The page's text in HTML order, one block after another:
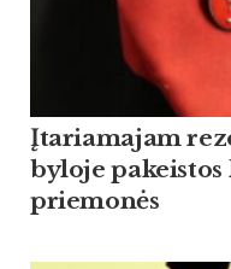
Įtariamajam
byloje
priemonės